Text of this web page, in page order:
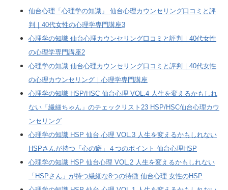
仙台心理「心理学の知識」 仙台心理カウンセリング口コミと評
判｜40代女性の心理学専門講座3
心理学の知識 仙台心理カウンセリング口コミと評判｜40代女性
の心理学専門講座2
心理学の知識 仙台心理カウンセリング口コミと評判｜40代女性
の心理カウンセリング｜心理学専門講座
心理学の知識 HSP/HSC 仙台心理 VOL.4 人生を変えるかもしれ
ない「繊細ちゃん」のチェックリスト23 HSP/HSC仙台心理カウ
ンセリング
心理学の知識 HSP 仙台 心理 VOL.3 人生を変えるかもしれない
HSPさんが持つ「心の癖」４つのポイント 仙台心理HSP
心理学の知識 HSP 仙台心理 VOL.2 人生を変えるかもしれない
「HSPさん」が持つ繊細な8つの特徴 仙台心理 女性のHSP